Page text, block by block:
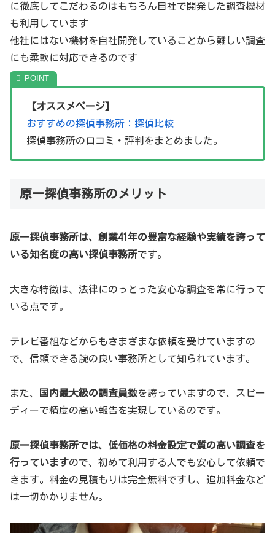
に徹底してこだわるのはもちろん自社で開発した調査機材
も利用しています
他社にはない機材を自社開発していることから難しい調査
にも柔軟に対応できるのです
【オススメページ】
おすすめの探偵事務所：探偵比較
探偵事務所の口コミ・評判をまとめました。
原一探偵事務所のメリット
原一探偵事務所は、創業41年の豊富な経験や実績を誇って
いる知名度の高い探偵事務所です。
大きな特徴は、法律にのっとった安心な調査を常に行って
いる点です。
テレビ番組などからもさまざまな依頼を受けていますの
で、信頼できる腕の良い事務所として知られています。
また、 国内最大級の調査員数を誇っていますので、スピー
ディーで精度の高い報告を実現しているのです。
原一探偵事務所では、低価格の料金設定で質の高い調査を
行っていますので、初めて利用する人でも安心して依頼で
きます。料金の見積もりは完全無料ですし、追加料金など
は一切かかりません。